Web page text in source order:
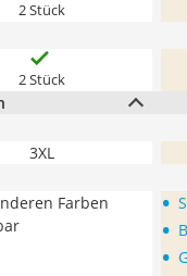
2 Stück
2 Stück
3XL
Farben
•
•
•